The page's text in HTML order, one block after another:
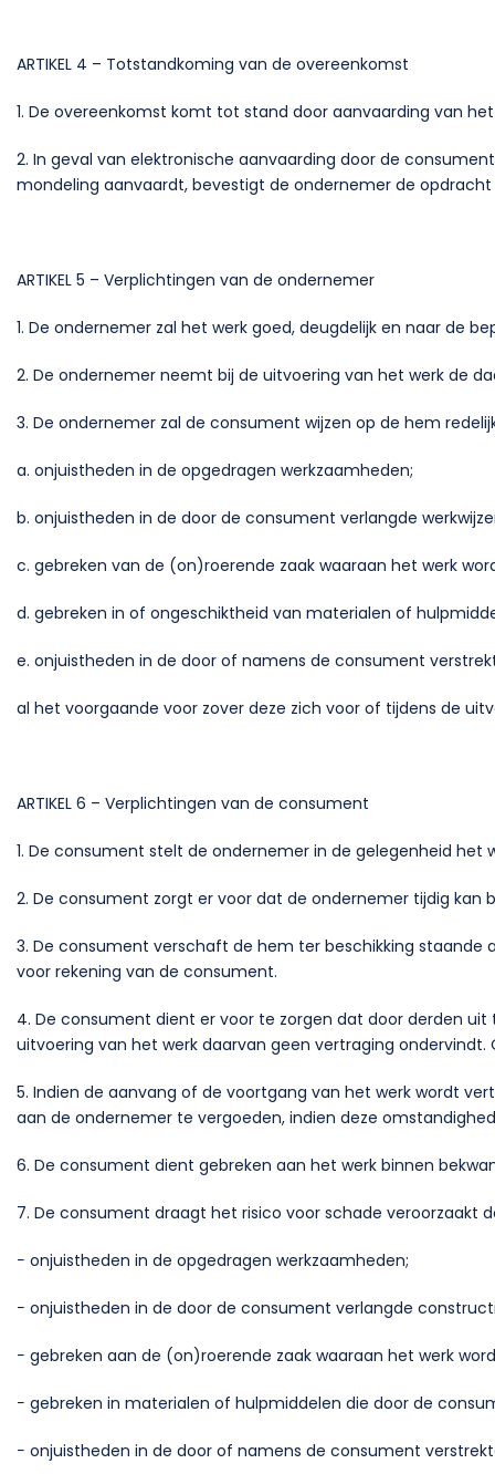
ARTIKEL 4 – Totstandkoming van de overeenkomst
1. De overeenkomst komt tot stand door aanvaarding van
2. In geval van elektronische aanvaarding door de
mondeling aanvaardt, bevestigt de ondernemer de opdracht
ARTIKEL 5 – Verplichtingen van de ondernemer
1. De ondernemer zal het werk goed, deugdelijk en naar de
2. De ondernemer neemt bij de uitvoering van het werk de
3. De ondernemer zal de consument wijzen op de hem
a. onjuistheden in de opgedragen werkzaamheden;
b. onjuistheden in de door de consument verlangde
c. gebreken van de (on)roerende zaak waaraan het werk
d. gebreken in of ongeschiktheid van materialen of
e. onjuistheden in de door of namens de consument
al het voorgaande voor zover deze zich voor of tijdens de
ARTIKEL 6 – Verplichtingen van de consument
1. De consument stelt de ondernemer in de gelegenheid het
2. De consument zorgt er voor dat de ondernemer tijdig
3. De consument verschaft de hem ter beschikking staande
voor rekening van de consument.
4. De consument dient er voor te zorgen dat door derden
uitvoering van het werk daarvan geen vertraging
5. Indien de aanvang of de voortgang van het werk wordt
aan de ondernemer te vergoeden, indien deze
6. De consument dient gebreken aan het werk binnen
7. De consument draagt het risico voor schade veroorzaakt
− onjuistheden in de opgedragen werkzaamheden;
− onjuistheden in de door de consument verlangde
− gebreken aan de (on)roerende zaak waaraan het werk
− gebreken in materialen of hulpmiddelen die door de
− onjuistheden in de door of namens de consument